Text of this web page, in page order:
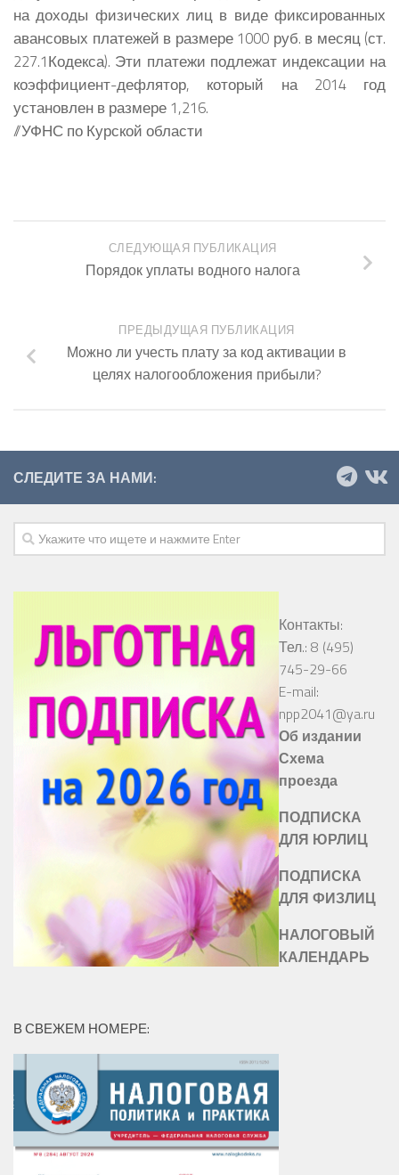
на доходы физических лиц в виде фиксированных
авансовых платежей в размере 1000 руб. в месяц (ст.
227.1Кодекса). Эти платежи подлежат индексации на
коэффициент-дефлятор, который на 2014 год
установлен в размере 1,216.
//УФНС по Курской области
СЛЕДУЮЩАЯ ПУБЛИКАЦИЯ
Порядок уплаты водного налога
ПРЕДЫДУЩАЯ ПУБЛИКАЦИЯ
Можно ли учесть плату за код активации в
целях налогообложения прибыли?
СЛЕДИТЕ ЗА НАМИ:
Контакты:
Тел.: 8 (495)
745-29-66
E-mail:
npp2041@ya.ru
Об издании
Схема
проезда
ПОДПИСКА
ДЛЯ ЮРЛИЦ
ПОДПИСКА
ДЛЯ ФИЗЛИЦ
НАЛОГОВЫЙ
КАЛЕНДАРЬ
В СВЕЖЕМ НОМЕРЕ: